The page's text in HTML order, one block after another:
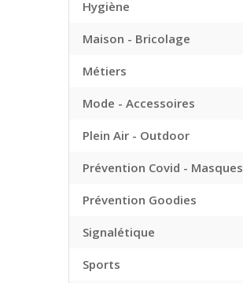
Hygiène
Maison - Bricolage
Métiers
Mode - Accessoires
Plein Air - Outdoor
Prévention Covid - Masques
Prévention Goodies
Signalétique
Sports